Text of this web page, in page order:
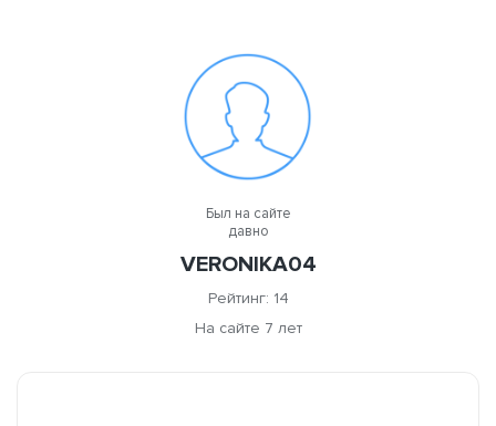
Был на сайте
давно
VERONIKA04
Рейтинг: 14
На сайте 7 лет